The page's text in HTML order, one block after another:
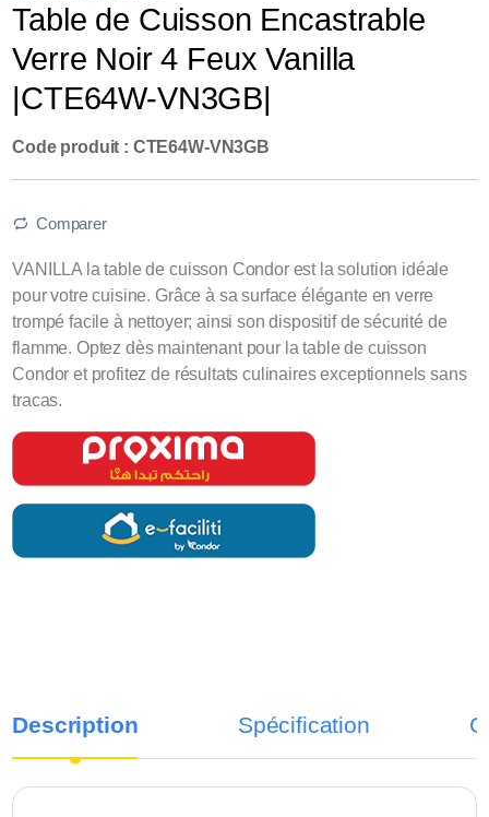
Table de Cuisson Encastrable
Verre Noir 4 Feux Vanilla
|CTE64W-VN3GB|
Code produit : CTE64W-VN3GB
Comparer
VANILLA la table de cuisson Condor est la solution idéale
pour votre cuisine. Grâce à sa surface élégante en verre
trompé facile à nettoyer; ainsi son dispositif de sécurité de
flamme. Optez dès maintenant pour la table de cuisson
Condor et profitez de résultats culinaires exceptionnels sans
tracas.
Description Spécification